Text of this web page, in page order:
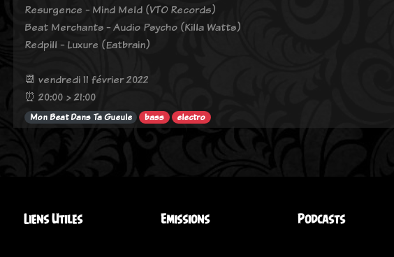
Resurgence - Mind Meld (VTO Records)
Beat Merchants - Audio Psycho (Killa Watts)
Redpill - Luxure (Eatbrain)
📆 vendredi 11 février 2022
⏰ 20:00 > 21:00
Mon Beat Dans Ta Gueule bass electro
Liens Utiles Emissions Podcasts